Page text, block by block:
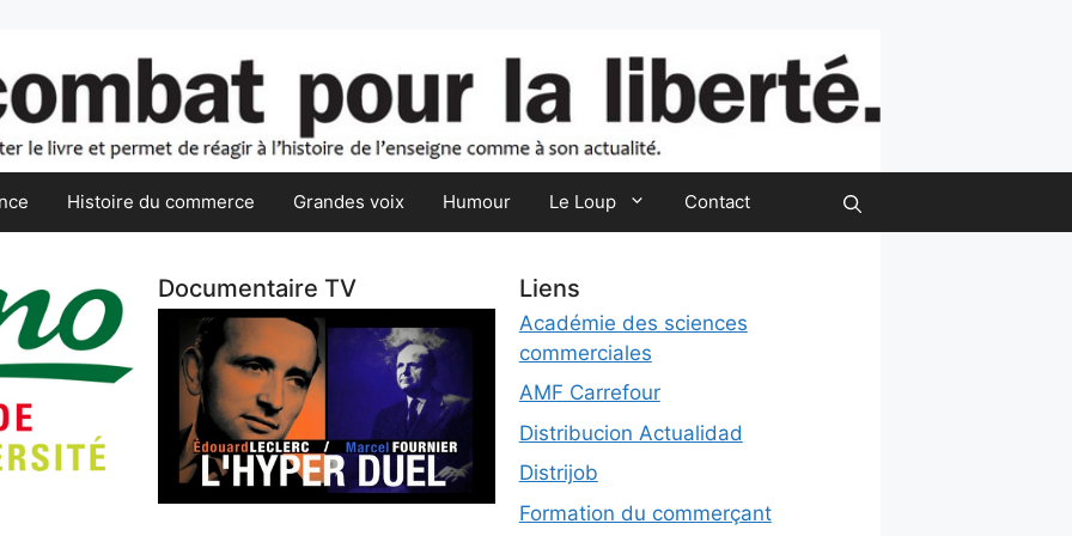
Histoire du commerce Grandes voix Humour Le Loup Contact
Documentaire TV Liens
Académie des sciences
commerciales
AMF Carrefour
Distribucion Actualidad
Distrijob
Formation du commerçant